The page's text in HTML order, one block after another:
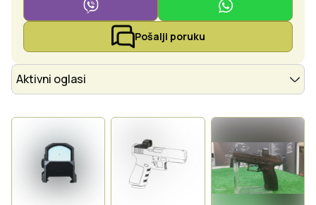
Pošalji poruku
Aktivni oglasi